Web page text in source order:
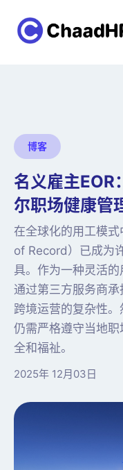
博客
名义雇主EOR
尔职场健康管
在全球化的用工模
of Record）已成为
具。作为一种灵活
通过第三方服务商
跨境运营的复杂性
仍需严格遵守当地
全和福祉。
2025年 12月03日